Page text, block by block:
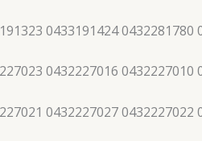
0433191424 0432281780
0432227016 0432227010
0432227027 0432227022